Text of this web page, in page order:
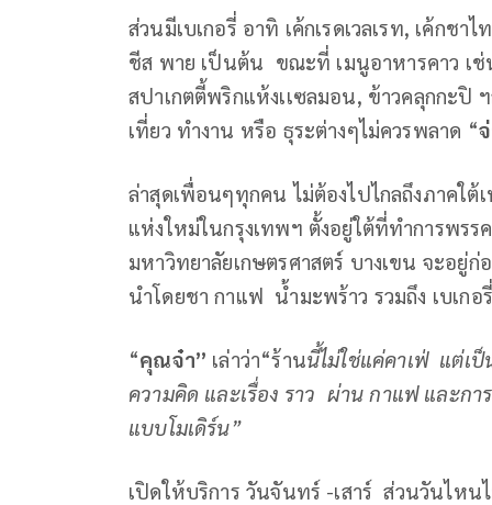
ส่วนมีเบเกอรี่ อาทิ เค้กเรดเวลเรท, เค้กชา
ชีส พาย เป็นต้น ขณะที่ เมนูอาหารคาว เช่
สปาเกตตี้พริกแห้งเเซลมอน, ข้าวคลุกกะ
เที่ยว ทำงาน หรือ ธุระต่างๆไม่ควรพลาด “
ล่าสุดเพื่อนๆทุกคน ไม่ต้องไปไกลถึงภาคใต้เ
แห่งใหม่ในกรุงเทพฯ ตั้งอยู่ใต้ที่ทำการพร
มหาวิทยาลัยเกษตรศาสตร์ บางเขน จะอยู่
นำโดยชา กาแฟ น้ำมะพร้าว รวมถึง เบเกอ
“คุณจ๋า” เล่าว่า“ร้านนี้ไม่ใช่แค่คาเฟ่ แต่เ
ความคิด และเรื่อง ราว ผ่าน กาแฟ และกา
แบบโมเดิร์น”
เปิดให้บริการ วันจันทร์ -เสาร์ ส่วนวันไหน